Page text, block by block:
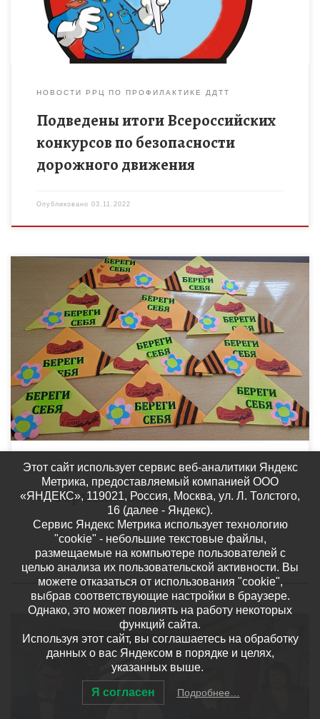
НОВОСТИ РРЦ ПО ПРОФИЛАКТИКЕ ДДТТ
Подведены итоги Всероссийских
конкурсов по безопасности
дорожного движения
Опубликовано 03.11.2022
Филиал МБОУ «Ржаксинской сош №2 им.Г.А.Пономарёва»в
с.Каменка.Воспитанники из группы дошкольного
образования приняли участие в акции «Открытка солдату».
МУНИЦИПАЛИТЕТЫ НОВОСТИ
«Открытка солдату»
Ржаксинский муниципальный округ
Состоялся вебинар, посвященный вопросам реализации
мероприятий Регионального медиапроекта «СМИ БУДУЩЕГО:
Этот сайт использует сервис веб-аналитики Яндекс
Метрика, предоставляемый компанией ООО
«ЯНДЕКС», 119021, Россия, Москва, ул. Л. Толстого,
16 (далее - Яндекс).
Сервис Яндекс Метрика использует технологию
"cookie" - небольшие текстовые файлы,
размещаемые на компьютере пользователей с
целью анализа их пользовательской активности. Вы
можете отказаться от использования "cookie",
выбрав соответствующие настройки в браузере.
Однако, это может повлиять на работу некоторых
функций сайта.
Используя этот сайт, вы соглашаетесь на обработку
данных о вас Яндексом в порядке и целях,
указанных выше.
Я согласен Подробнее…